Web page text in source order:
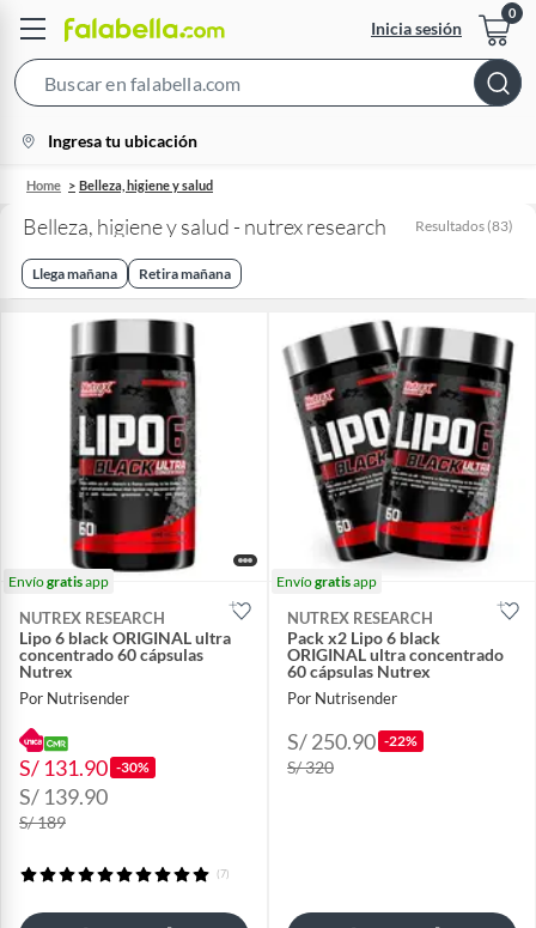
Inicia sesión
Bar
location-
icon
Ingresa tu ubicación
Home Belleza, higiene y salud
Belleza, higiene y salud - nutrex research Resultados (83)
Llega mañana Retira mañana
Envíogratisapp
NUTREX RESEARCH
Lipo 6 black ORIGINAL ultra
concentrado 60 cápsulas
Nutrex
Por Nutrisender
S/ 131.90 -30%
S/ 139.90
S/ 189
(7)
Envíogratisapp
NUTREX RESEARCH
Pack x2 Lipo 6 black
ORIGINAL ultra concentrado
60 cápsulas Nutrex
Por Nutrisender
S/ 250.90 -22%
S/ 320